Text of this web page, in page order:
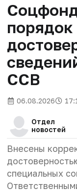
порядок
ССВ
06.08.2026
Отдел
новостей
Внесены
специальных